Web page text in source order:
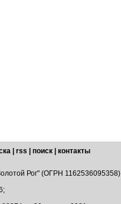
rss поиск
контакты
Рог" (ОГРН 1162536095358)